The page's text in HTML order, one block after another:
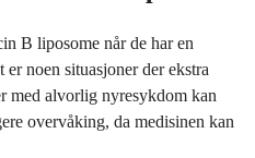
B liposome når de har en
noen situasjoner der ekstra
med alvorlig nyresykdom kan
overvåking, da medisinen kan